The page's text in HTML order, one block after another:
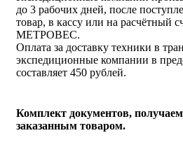
до 3 рабочих дней, после
товар, в кассу или на расчётный
МЕТРОВЕС.
Оплата за доставку техники в
экспедиционные компании в
составляет 450 рублей.
Комплект документов,
заказанным товаром.